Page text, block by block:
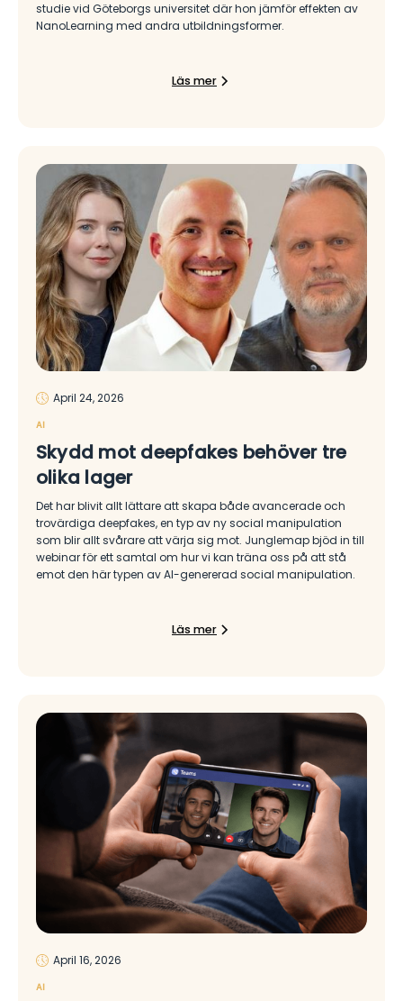
studie vid Göteborgs universitet där hon jämför effekten av
NanoLearning med andra utbildningsformer.
Läs mer
April 24, 2026
AI
Skydd mot deepfakes behöver tre
olika lager
Det har blivit allt lättare att skapa både avancerade och
trovärdiga deepfakes, en typ av ny social manipulation
som blir allt svårare att värja sig mot. Junglemap bjöd in till
webinar för ett samtal om hur vi kan träna oss på att stå
emot den här typen av AI-genererad social manipulation.
Läs mer
April 16, 2026
AI